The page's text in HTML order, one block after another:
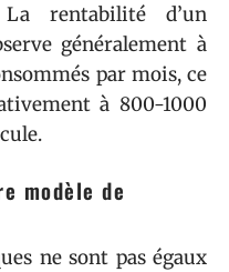
rentabilité d’un
généralement à
par mois, ce
à 800-1000
modèle de
ne sont pas égaux